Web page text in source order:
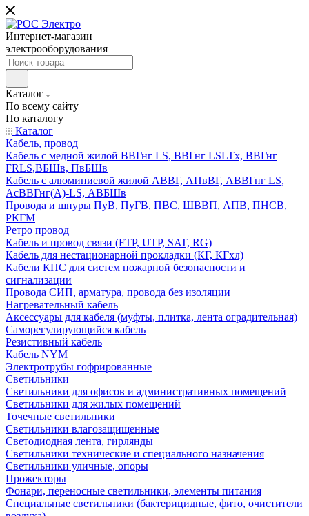
Интернет-магазин
электрооборудования
Каталог
По всему сайту
По каталогу
Каталог
Кабель, провод
Кабель с медной жилой ВВГнг LS, ВВГнг LSLTx, ВВГнг
FRLS,ВБШв, ПвБШв
Кабель с алюминиевой жилой АВВГ, АПвВГ, АВВГнг LS,
АсВВГнг(А)-LS, АВБШв
Провода и шнуры ПуВ, ПуГВ, ПВС, ШВВП, АПВ, ПНСВ,
РКГМ
Ретро провод
Кабель и провод связи (FTP, UTP, SAT, RG)
Кабель для нестационарной прокладки (КГ, КГхл)
Кабели КПС для систем пожарной безопасности и
сигнализации
Провода СИП, арматура, провода без изоляции
Нагревательный кабель
Аксессуары для кабеля (муфты, плитка, лента оградительная)
Саморегулирующийся кабель
Резистивный кабель
Кабель NYM
Электротрубы гофрированные
Светильники
Светильники для офисов и административных помещений
Светильники для жилых помещений
Точечные светильники
Светильники влагозащищенные
Светодиодная лента, гирлянды
Светильники технические и специального назначения
Светильники уличные, опоры
Прожекторы
Фонари, переносные светильники, элементы питания
Специальные светильники (бактерицидные, фито, очистители